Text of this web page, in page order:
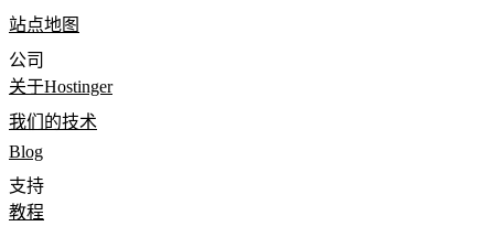
站点地图
公司
关于Hostinger
我们的技术
Blog
支持
教程